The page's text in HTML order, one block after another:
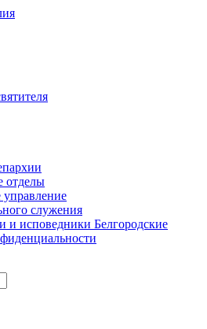
отделы
управление
служения
и исповедники Белгородские